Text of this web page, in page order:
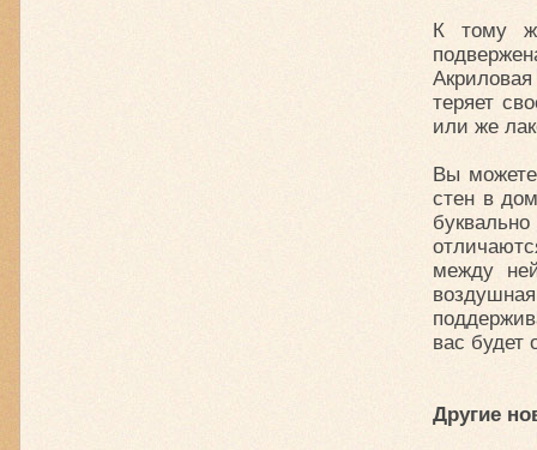
К тому
теряет
или же
Вы
стен в
между
вас будет
Другие